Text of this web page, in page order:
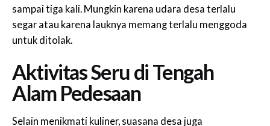
sampai tiga kali. Mungkin karena udara desa terlalu
segar atau karena lauknya memang terlalu menggoda
untuk ditolak.
Aktivitas Seru di Tengah
Alam Pedesaan
Selain menikmati kuliner, suasana desa juga